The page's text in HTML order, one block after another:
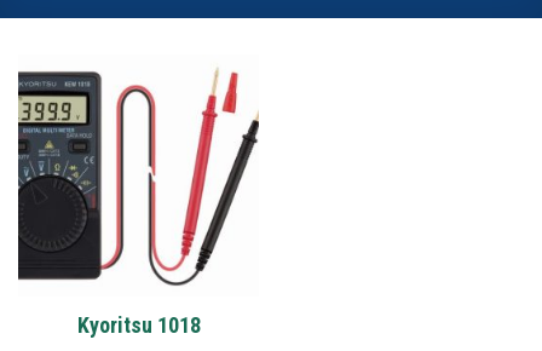
Kyoritsu 1018